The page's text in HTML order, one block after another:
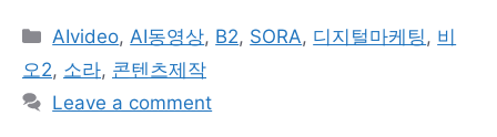
Categories
AIvideo,AI동영상, B2, SORA, 디지털마케팅, 비
오2, 소라, 콘텐츠제작
Leave a comment